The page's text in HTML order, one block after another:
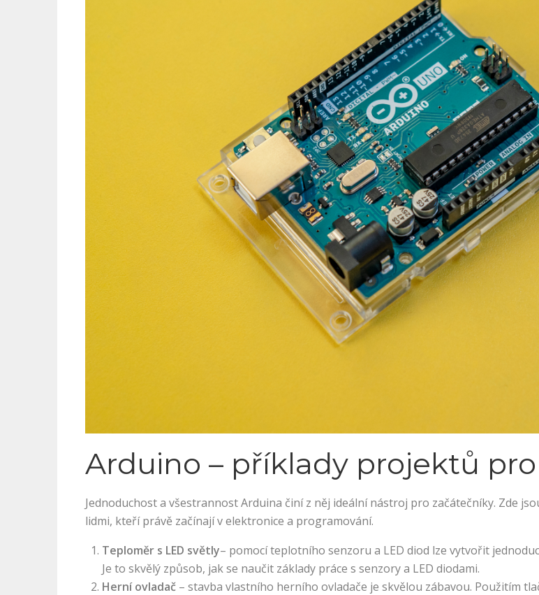
Arduino – příklady projektů
Jednoduchost a všestrannost Arduina činí z něj ideální nástroj pro začátečníky. Zde
lidmi, kteří právě začínají v elektronice a programování.
Teploměr s LED světly– pomocí teplotního senzoru a LED diod lze vytvořit
Je to skvělý způsob, jak se naučit základy práce s senzory a LED diodami.
Herní ovladač – stavba vlastního herního ovladače je skvělou zábavou. Použitím